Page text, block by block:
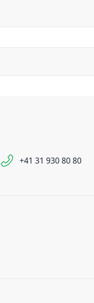
+41 31 930 80 80